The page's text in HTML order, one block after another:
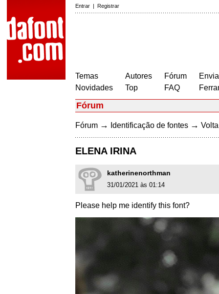
Entrar | Registrar
Temas
Novidades
Autores
Top
Fórum
FAQ
Fórum
Fórum → Identificação de fontes →
ELENA IRINA
katherinenorthman
31/01/2021 às 01:14
Please help me identify this font?